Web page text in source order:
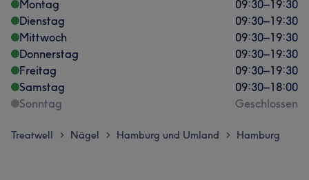
Montag
09:30–19:30
Dienstag
09:30–19:30
Mittwoch
09:30–19:30
Donnerstag
09:30–19:30
Freitag
09:30–19:30
Samstag
09:30–18:00
Sonntag
Geschlossen
Treatwell > Nägel > Hamburg und Umland > Hamburg